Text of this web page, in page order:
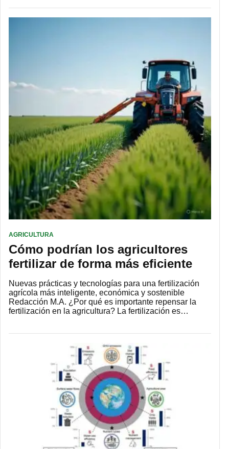
AGRICULTURA
Cómo podrían los agricultores
fertilizar de forma más eficiente
Nuevas prácticas y tecnologías para una fertilización
agrícola más inteligente, económica y sostenible
Redacción M.A. ¿Por qué es importante repensar la
fertilización en la agricultura? La fertilización es…